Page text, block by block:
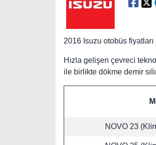
2016 Isuzu otobüs fiyatları
Hızla gelişen çevreci
ile birlikte dökme demir
NOVO 23